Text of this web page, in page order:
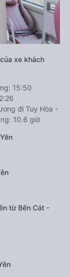
xe khách
15:50
đi Tuy Hòa -
10.6 giờ
từ Bến Cát -